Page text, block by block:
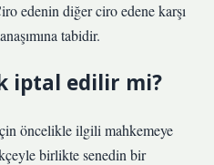
edenin diğer ciro edene karşı
tabidir.
iptal edilir mi?
öncelikle ilgili mahkemeye
birlikte senedin bir